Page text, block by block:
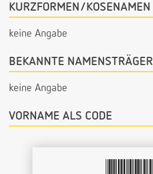
KURZFORMEN/KOSENAMEN
keine Angabe
BEKANNTE NAMENSTRÄGER
keine Angabe
VORNAME ALS CODE